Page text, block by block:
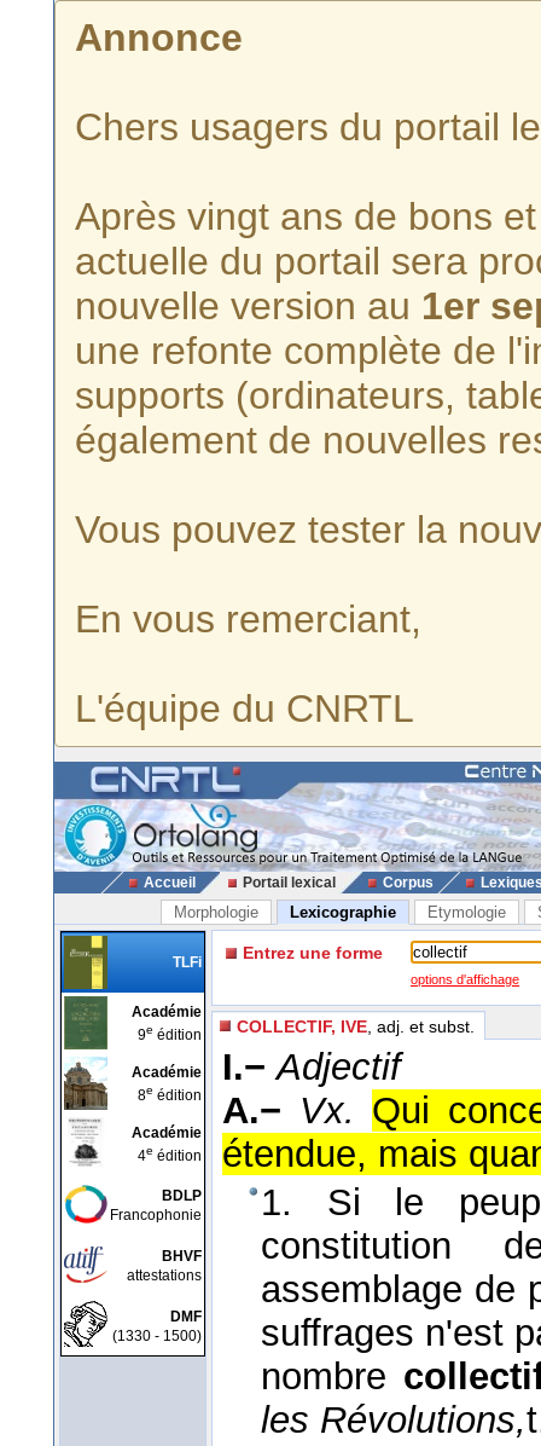
Annonce
Chers usagers du portail
Après vingt ans de bons
actuelle du portail sera
nouvelle version au 1er
une refonte complète de
supports (ordinateurs,
également de nouvelles
Vous pouvez tester la
En vous remerciant,
L'équipe du CNRTL
Accueil Portail lexical Corpus
Morphologie Lexicographie Etymologie
TLFi
Académie
9e édition
Académie
8e édition
Académie
4e édition
BDLP
Francophonie
BHVF
attestations
DMF
(1330 - 1500)
Entrez une forme
options d'affichage
COLLECTIF, IVE , adj. et subst.
I.− Adjectif
A.− Vx. Qui
étendue, mais
1. Si le
constitution
assemblage de
suffrages n'est
nombre
les Révolutions,